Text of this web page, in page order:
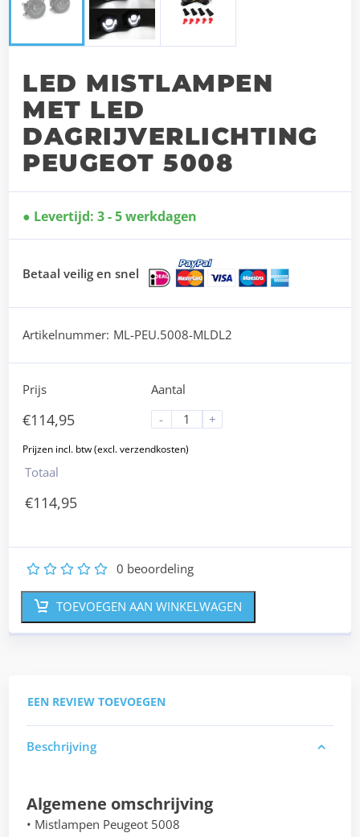
LED MISTLAMPEN
MET LED
DAGRIJVERLICHTING
PEUGEOT 5008
Levertijd: 3 - 5 werkdagen
Betaal veilig en snel
Artikelnummer: ML-PEU.5008-MLDL2
Prijs
€114,95
Aantal
-
+
Totaal
€114,95
5
4
3
2 0 beoordeling
TOEVOEGEN AAN WINKELWAGEN
EEN REVIEW TOEVOEGEN
Beschrijving
Algemene omschrijving
• Mistlampen Peugeot 5008